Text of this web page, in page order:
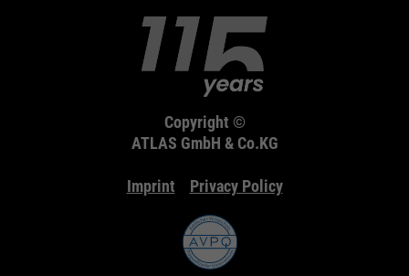
Copyright ©
ATLAS GmbH & Co.KG
Imprint Privacy Policy